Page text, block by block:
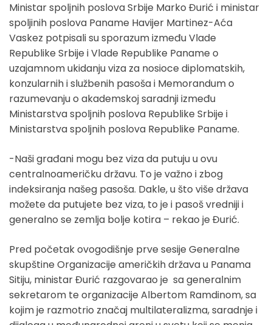
Ministar spoljnih poslova Srbije Marko Đurić i ministar
spoljinih poslova Paname Havijer Martinez-Aća
Vaskez potpisali su sporazum između Vlade
Republike Srbije i Vlade Republike Paname o
uzajamnom ukidanju viza za nosioce diplomatskih,
konzularnih i službenih pasoša i Memorandum o
razumevanju o akademskoj saradnji između
Ministarstva spoljnih poslova Republike Srbije i
Ministarstva spoljnih poslova Republike Paname.
-Naši građani mogu bez viza da putuju u ovu
centralnoameričku državu. To je važno i zbog
indeksiranja našeg pasoša. Dakle, u što više država
možete da putujete bez viza, to je i pasoš vredniji i
generalno se zemlja bolje kotira – rekao je Đurić.
Pred početak ovogodišnje prve sesije Generalne
skupštine Organizacije američkih država u Panama
Sitiju, ministar Đurić razgovarao je sa generalnim
sekretarom te organizacije Albertom Ramdinom, sa
kojim je razmotrio značaj multilateralizma, saradnje i